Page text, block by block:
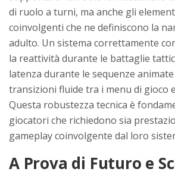
di ruolo a turni, ma anche gli
coinvolgenti che ne definiscono la
adulto. Un sistema correttamente
la reattività durante le battaglie
latenza durante le sequenze
transizioni fluide tra i menu di gioco
Questa robustezza tecnica è
giocatori che richiedono sia
gameplay coinvolgente dal loro
A Prova di Futuro e